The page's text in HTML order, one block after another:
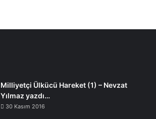
Milliyetçi Ülkücü Hareket (1) – Nevzat
Yılmaz yazdı…
30 Kasım 2016